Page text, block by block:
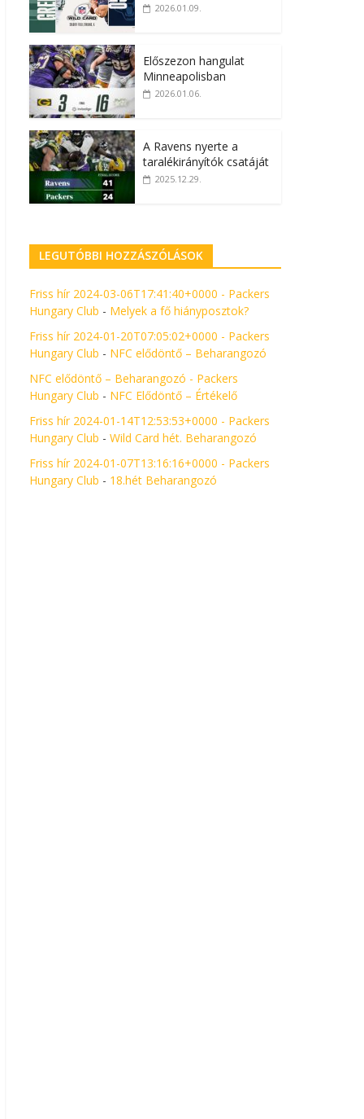
2026.01.09.
Előszezon hangulat
Minneapolisban
2026.01.06.
A Ravens nyerte a
taralékirányítók csatáját
2025.12.29.
LEGUTÓBBI HOZZÁSZÓLÁSOK
Friss hír 2024-03-06T17:41:40+0000 - Packers
Hungary Club - Melyek a fő hiányposztok?
Friss hír 2024-01-20T07:05:02+0000 - Packers
Hungary Club - NFC elődöntő – Beharangozó
NFC elődöntő – Beharangozó - Packers
Hungary Club - NFC Elődöntő – Értékelő
Friss hír 2024-01-14T12:53:53+0000 - Packers
Hungary Club - Wild Card hét. Beharangozó
Friss hír 2024-01-07T13:16:16+0000 - Packers
Hungary Club - 18.hét Beharangozó